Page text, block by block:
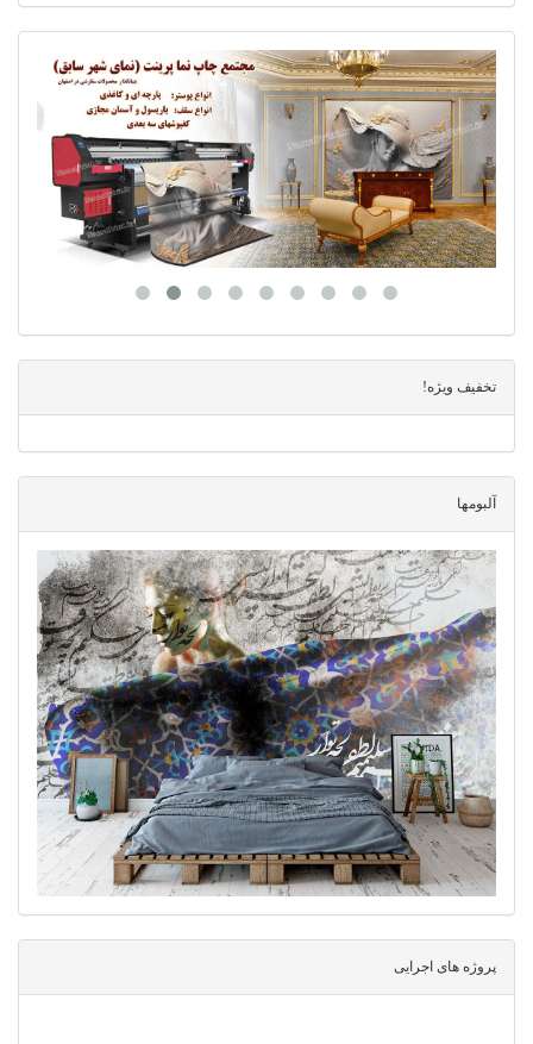
تخفیف ویژه!
آلبومها
پروژه های اجرایی